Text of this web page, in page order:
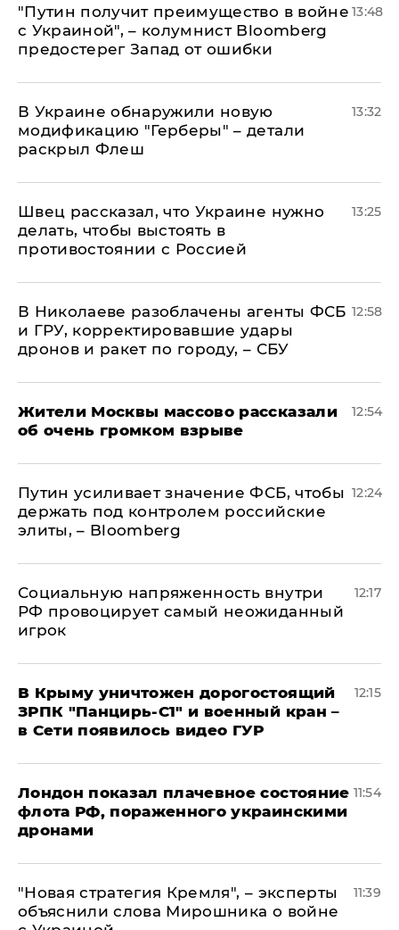
"Путин получит преимущество в войне
с Украиной", – колумнист Bloomberg
предостерег Запад от ошибки
13:48
В Украине обнаружили новую
модификацию "Герберы" – детали
раскрыл Флеш
13:32
Швец рассказал, что Украине нужно
делать, чтобы выстоять в
противостоянии с Россией
13:25
В Николаеве разоблачены агенты ФСБ
и ГРУ, корректировавшие удары
дронов и ракет по городу, – СБУ
12:58
Жители Москвы массово рассказали
об очень громком взрыве
12:54
Путин усиливает значение ФСБ, чтобы
держать под контролем российские
элиты, – Bloomberg
12:24
Социальную напряженность внутри
РФ провоцирует самый неожиданный
игрок
12:17
В Крыму уничтожен дорогостоящий
ЗРПК "Панцирь-С1" и военный кран –
в Сети появилось видео ГУР
12:15
Лондон показал плачевное состояние
флота РФ, пораженного украинскими
дронами
11:54
"Новая стратегия Кремля", – эксперты
объяснили слова Мирошника о войне
11:39